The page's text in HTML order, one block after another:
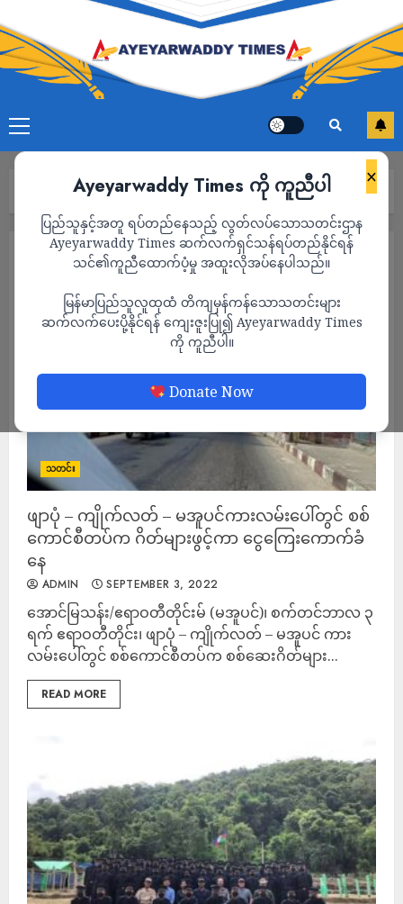
×
Ayeyarwaddy Times ကို ကူညီပါ
ပြည်သူနှင့်အတူ ရပ်တည်နေသည့် လွတ်လပ်သောသတင်းဌာန
Ayeyarwaddy Times ဆက်လက်ရှင်သန်ရပ်တည်နိုင်ရန်
သင်၏ကူညီထောက်ပံ့မှု အထူးလိုအပ်နေပါသည်။
မြန်မာပြည်သူလူထုထံ တိကျမှန်ကန်သောသတင်းများ
ဆက်လက်ပေးပို့နိုင်ရန် ကျေးဇူးပြု၍ Ayeyarwaddy Times
ကို ကူညီပါ။
Donate Now
သတင်း Page 1,587
သတင်း
သတင်း
ဖျာပုံ – ကျိုက်လတ် – မအူပင်ကားလမ်းပေါ်တွင် စစ်
ကောင်စီတပ်က ဂိတ်များဖွင့်ကာ ငွေကြေးကောက်ခံ
နေ
ADMIN SEPTEMBER 3, 2022
အောင်မြသန်း/ဧရာဝတီတိုင်းမ် (မအူပင်)၊ စက်တင်ဘာလ ၃
ရက် ဧရာဝတီတိုင်း၊ ဖျာပုံ – ကျိုက်လတ် – မအူပင် ကား
လမ်းပေါ်တွင် စစ်ကောင်စီတပ်က စစ်ဆေးဂိတ်များ...
READ MORE